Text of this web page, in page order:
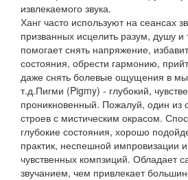
извлекаемого звука.
Ханг часто используют на сеансах
призванных исцелить разум, душу и
помогает снять напряжение,
состояния, обрести гармонию,
даже снять болевые ощущения в
т.д.Пигми (Pigmy) - глубокий,
проникновенный. Пожалуй, один из
строев с мистическим окрасом.
глубокие состояния, хорошо
практик, неспешной импровизации
чувственных компзиций. Обладает
звучанием, чем привлекает